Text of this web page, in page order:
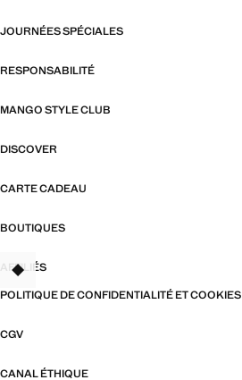
JOURNÉES SPÉCIALES
RESPONSABILITÉ
MANGO STYLE CLUB
DISCOVER
CARTE CADEAU
BOUTIQUES
AFFILIÉS
POLITIQUE DE CONFIDENTIALITÉ ET COOKIES
CGV
CANAL ÉTHIQUE